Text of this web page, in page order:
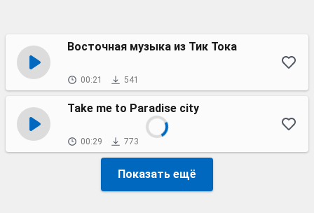
Восточная музыка из Тик Тока
00:21 541
Take me to Paradise city
00:29 773
Показать ещё